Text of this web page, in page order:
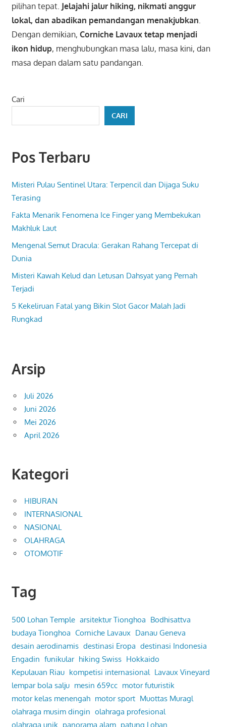
pilihan tepat. Jelajahi jalur hiking, nikmati anggur
lokal, dan abadikan pemandangan menakjubkan
Dengan demikian, Corniche Lavaux tetap menjadi
ikon hidup, menghubungkan masa lalu, masa kini, dan
masa depan dalam satu pandangan.
Cari
CARI
Pos Terbaru
Misteri Pulau Sentinel Utara: Terpencil dan Dijaga Suku
Terasing
Fakta Menarik Fenomena Ice Finger yang Membekukan
Makhluk Laut
Mengenal Semut Dracula: Gerakan Rahang Tercepat di
Dunia
Misteri Kawah Kelud dan Letusan Dahsyat yang Pernah
Terjadi
5 Kekeliruan Fatal yang Bikin Slot Gacor Malah Jadi
Rungkad
Arsip
Juli 2026
Juni 2026
Mei 2026
April 2026
Kategori
HIBURAN
INTERNASIONAL
NASIONAL
OLAHRAGA
OTOMOTIF
Tag
500 Lohan Temple arsitektur Tionghoa Bodhisattva
budaya Tionghoa Corniche Lavaux Danau Geneva
desain aerodinamis destinasi Eropa destinasi Indonesia
Engadin funikular hiking Swiss Hokkaido
Kepulauan Riau kompetisi internasional Lavaux Vineyard
lempar bola salju mesin 659cc motor futuristik
motor kelas menengah motor sport Muottas Muragl
olahraga musim dingin olahraga profesional
olahraga unik panorama alam patung Lohan